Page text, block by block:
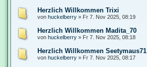
Herzlich Willkommen Trixi
von huckelberry » Fr 7. Nov 2025, 08:19
Herzlich Willkommen Madita_70
von huckelberry » Fr 7. Nov 2025, 08:18
Herzlich Willkommen Seetymaus71
von huckelberry » Fr 7. Nov 2025, 08:17